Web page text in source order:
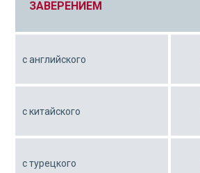
ЗАВЕРЕНИЕМ
с английского
с китайского
с турецкого